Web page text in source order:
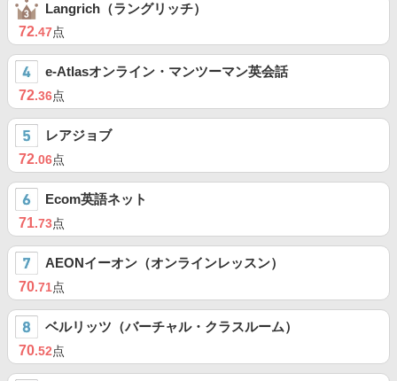
Langrich（ラングリッチ）
72.47点
e-Atlasオンライン・マンツーマン英会話
72.36点
レアジョブ
72.06点
Ecom英語ネット
71.73点
AEONイーオン（オンラインレッスン）
70.71点
ベルリッツ（バーチャル・クラスルーム）
70.52点